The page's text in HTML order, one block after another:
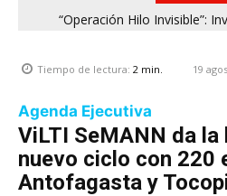
“Operación Hilo Invisible”:
Tiempo de lectura: 2 min. 19
Agenda Ejecutiva
ViLTI SeMANN da la
nuevo ciclo con 220
Antofagasta y